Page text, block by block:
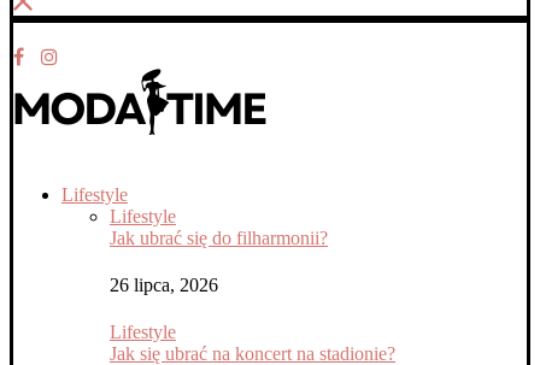
Lifestyle
Lifestyle
Jak ubrać się do filharmonii?
26 lipca, 2026
Lifestyle
Jak się ubrać na koncert na stadionie?